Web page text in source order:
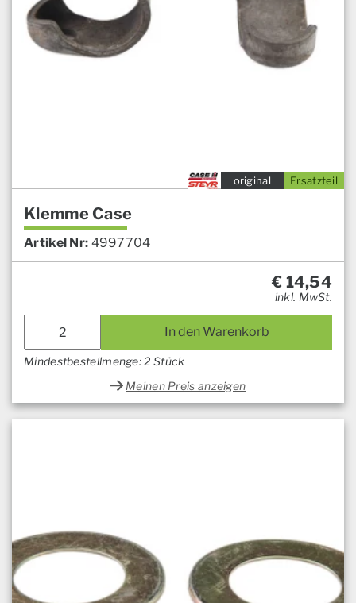
Ersatzteil
original
Klemme Case
Artikel Nr: 4997704
€ 14,54
inkl. MwSt.
In den Warenkorb
Mindestbestellmenge: 2 Stück
Meinen Preis anzeigen